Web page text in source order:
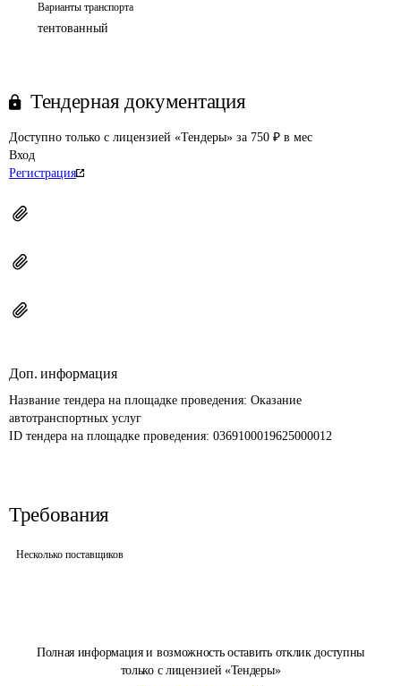
Полная информация и возможность оставить отклик доступны
только с лицензией «Тендеры»
Варианты транспорта
тентованный
Тендерная документация
Доступно только с лицензией «Тендеры» за 750 ₽ в мес
Вход
Регистрация
Доп. информация
Название тендера на площадке проведения: Оказание
автотранспортных услуг
ID тендера на площадке проведения: 0369100019625000012
Требования
Несколько поставщиков